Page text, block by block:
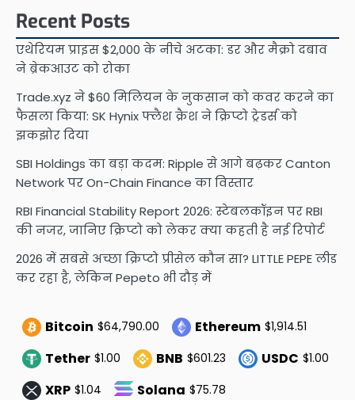
Recent Posts
एथेरियम प्राइस $2,000 के नीचे अटका: डर और मैक्रो दबाव
ने ब्रेकआउट को रोका
Trade.xyz ने $60 मिलियन के नुकसान को कवर करने का
फैसला किया: SK Hynix फ्लैश क्रैश ने क्रिप्टो ट्रेडर्स को
झकझोर दिया
SBI Holdings का बड़ा कदम: Ripple से आगे बढ़कर Canton
Network पर On-Chain Finance का विस्तार
RBI Financial Stability Report 2026: स्टेबलकॉइन पर RBI
की नजर, जानिए क्रिप्टो को लेकर क्या कहती है नई रिपोर्ट
2026 में सबसे अच्छा क्रिप्टो प्रीसेल कौन सा? LITTLE PEPE लीड
कर रहा है, लेकिन Pepeto भी दौड़ में
Bitcoin $64,790.00 Ethereum $1,914.51
Tether $1.00 BNB $601.23 USDC $1.00
XRP $1.04 Solana $75.78